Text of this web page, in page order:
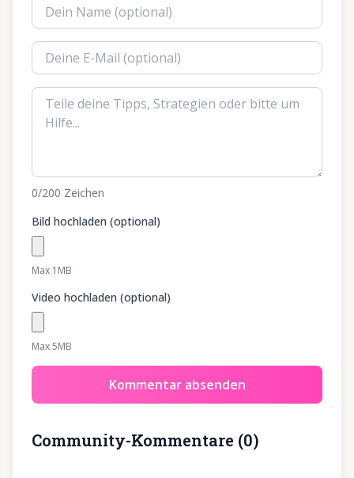
0/200 Zeichen
Bild hochladen (optional)
Max 1MB
Video hochladen (optional)
Max 5MB
Kommentar absenden
Community-Kommentare (0)